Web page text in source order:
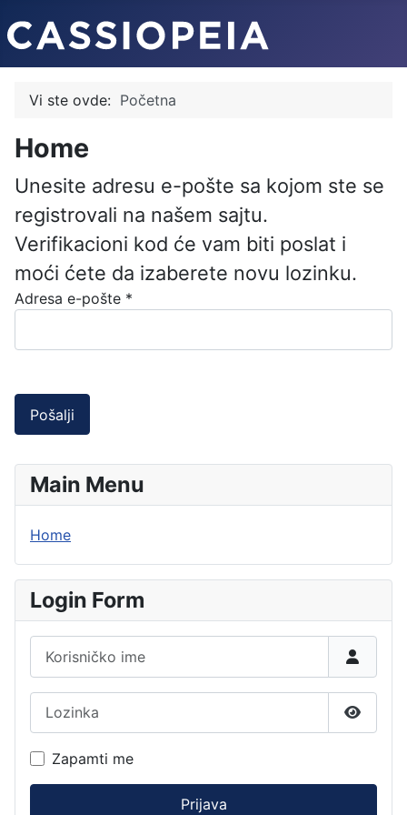
Vi ste ovde: Početna
Home
Unesite adresu e-pošte sa kojom ste se
registrovali na našem sajtu.
Verifikacioni kod će vam biti poslat i
moći ćete da izaberete novu lozinku.
Adresa e-pošte *
Pošalji
Main Menu
Home
Login Form
Korisničko ime
Prikaži
Zapamti me
Prijava